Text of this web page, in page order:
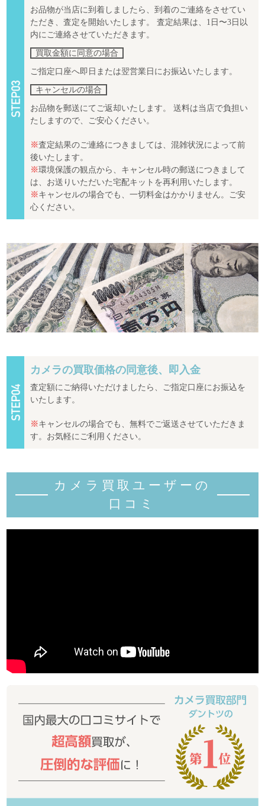
お品物が当店に到着しましたら、到着のご連絡をさせてい
ただき、査定を開始いたします。 査定結果は、1日〜3日以
内にご連絡させていただきます。
買取金額に同意の場合
ご指定口座へ即日または翌営業日にお振込いたします。
キャンセルの場合
お品物を郵送にてご返却いたします。 送料は当店で負担い
たしますので、ご安心ください。
※査定結果のご連絡につきましては、混雑状況によって前
後いたします。
※環境保護の観点から、キャンセル時の郵送につきまして
は、お送りいただいた宅配キットを再利用いたします。
※キャンセルの場合でも、一切料金はかかりません。ご安
心ください。
カメラの買取価格の同意後、即入金
査定額にご納得いただけましたら、ご指定口座にお振込を
いたします。
※キャンセルの場合でも、無料でご返送させていただきま
す。お気軽にご利用ください。
カメラ買取ユーザーの
口コミ